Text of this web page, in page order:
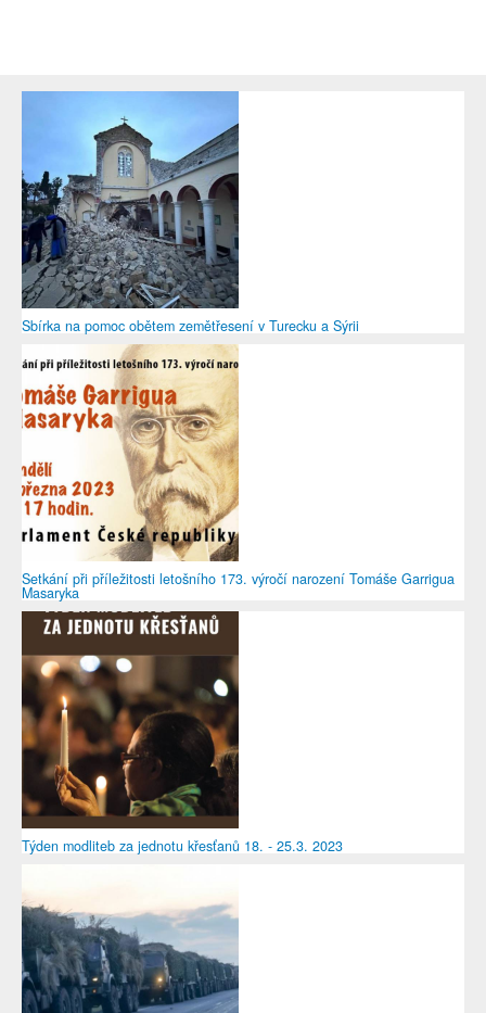
Sbírka na pomoc obětem zemětřesení v Turecku a Sýrii
Setkání při příležitosti letošního 173. výročí narození Tomáše Garrigua
Masaryka
Týden modliteb za jednotu křesťanů 18. - 25.3. 2023